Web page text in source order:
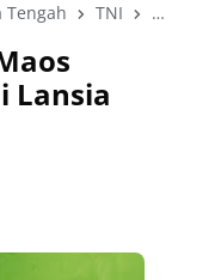
Tengah TNI Vaksin
Lansia